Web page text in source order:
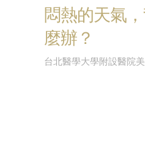
悶熱的天氣
麼辦？
台北醫學大學附設醫院